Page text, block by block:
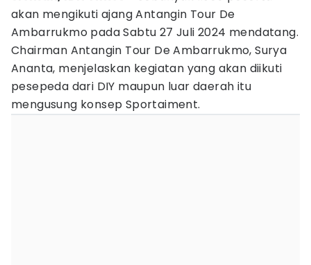
akan mengikuti ajang Antangin Tour De
Ambarrukmo pada Sabtu 27 Juli 2024 mendatang.
Chairman Antangin Tour De Ambarrukmo, Surya
Ananta, menjelaskan kegiatan yang akan diikuti
pesepeda dari DIY maupun luar daerah itu
mengusung konsep Sportaiment.